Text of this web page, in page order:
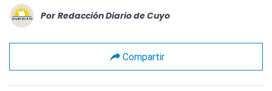
Por Redacción Diario de Cuyo
Compartir